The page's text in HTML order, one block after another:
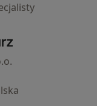
- Strona główna